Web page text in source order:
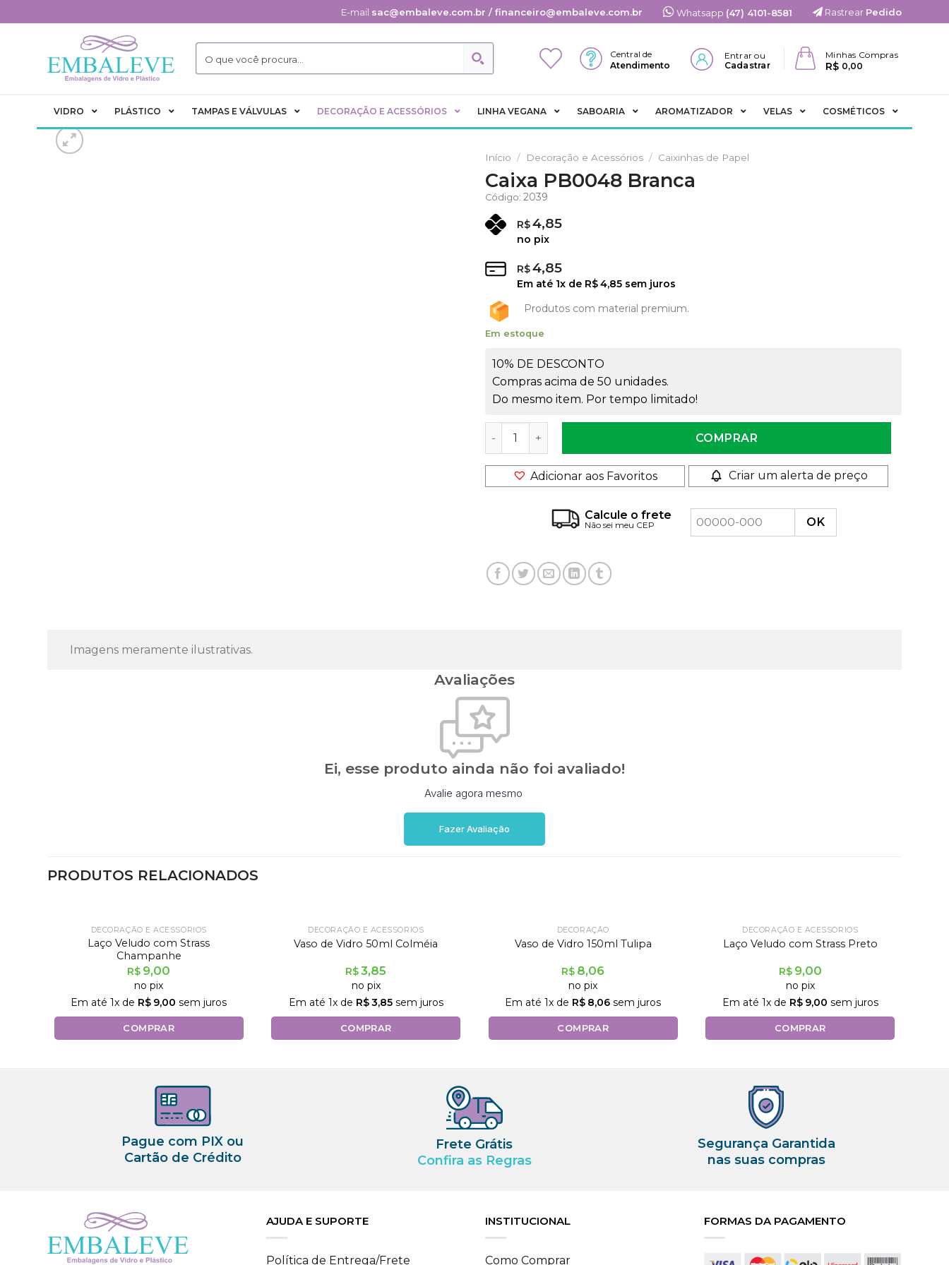
to
E-mail sac@embaleve.com.br / financeiro@embaleve.com.br Whatsapp (47) 4101-8581 Rastrear Pedido
Central de
Atendimento
Entrar ou
Cadastrar
Minhas Compras
R$ 0,00
VIDRO PLÁSTICO TAMPAS E VÁLVULAS DECORAÇÃO E ACESSÓRIOS LINHA VEGANA SABOARIA AROMATIZADOR VELAS COSMÉTICOS
Início / Decoração e Acessórios / Caixinhas de Papel
Caixa PB0048 Branca
Código: 2039
R$4,85
no pix
R$4,85
Em até 1x de R$4,85 sem juros
Produtos com material premium.
Em estoque
10% DE DESCONTO
Compras acima de 50 unidades.
Do mesmo item. Por tempo limitado!
COMPRAR
Adicionar aos Favoritos Criar um alerta de preço
Calcule o frete
Não sei meu CEP
Imagens meramente ilustrativas.
Avaliações
Ei, esse produto ainda não foi avaliado!
Avalie agora mesmo
Fazer Avaliação
PRODUTOS RELACIONADOS
DECORAÇÃO E ACESSÓRIOS
Laço Veludo com Strass
Champanhe
R$ 9,00
no pix
Em até1x de R$ 9,00 sem juros
COMPRAR
DECORAÇÃO E ACESSÓRIOS
Vaso de Vidro 50ml Colméia
R$3,85
no pix
Em até 1x de R$3,85sem juros
COMPRAR
DECORAÇÃO
Vaso de Vidro 150ml Tulipa
R$ 8,06
no pix
Em até1x de R$ 8,06 sem juros
COMPRAR
DECORAÇÃO E ACESSÓRIOS
Laço Veludo com Strass Preto
R$ 9,00
no pix
Em até 1x de R$ 9,00 sem juros
COMPRAR
Pague com PIX ou
Cartão de Crédito
Frete Grátis
Confira as Regras
Segurança Garantida
nas suas compras
AJUDA E SUPORTE
Política de Entrega/Frete
INSTITUCIONAL
Como Comprar
FORMAS DA PAGAMENTO